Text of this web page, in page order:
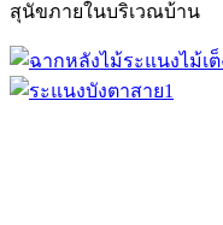
สุนัขภายในบริเวณบ้าน